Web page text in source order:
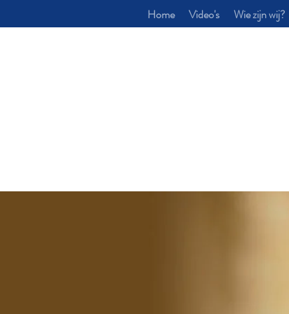
Home Video's Wie zijn wij?